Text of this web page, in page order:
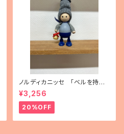
ノルディカニッセ 「ベルを持っ
た青いふとっちょ男の子」
¥3,256
20%OFF